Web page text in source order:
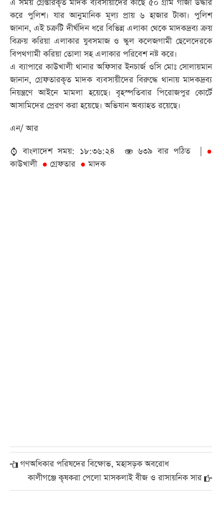
এ সময় গ্রেপ্তারকৃত মাদক ব্যবসায়ীদের কাছে ৫০ গ্রাম গাঁজা উদ্ধার
করে পুলিশ। যার আনুমানিক মূল্য প্রায় ৬ হাজার টাকা। পুলিশ
জানান, এই চক্রটি দীর্ঘদিন ধরে বিভিন্ন এলাকা থেকে মাদকদ্রব্য ক্রয়
বিক্রয় করিয়া এলাকার যুবসমাজ ও স্কুল কলেজগামী ছেলেদেরকে
বিপথগামী করিয়া তোলা সহ এলাকার পরিবেশ নষ্ট করে।
এ ব্যাপারে কাউখালী থানার অফিসার ইনচার্জ ওসি মোঃ সোলায়মান
জানান, গ্রেফতারকৃত মাদক ব্যবসায়ীদের বিরুদ্ধে থানায় মাদকদ্রব্য
নিয়ন্ত্রণে আইনে মামলা হয়েছে। বৃহস্পতিবার পিরোজপুর কোর্টে
আসামিদের প্রেরণ করা হয়েছে। অভিযান অব্যাহত রয়েছে।
এন/ আর
বাংলাদেশ সময়: ১৮:৩৬:২৪
৬৩৯ বার পঠিত | ●
কাউখালী ● গ্রেফতার ● মাদক
গণঅধিকার পরিষদের বিক্ষোভ, মহাসড়ক অবরোধ
কালীগঞ্জে কৃষকরা পেলো মাসকলাই বীজ ও রাসায়নিক সার